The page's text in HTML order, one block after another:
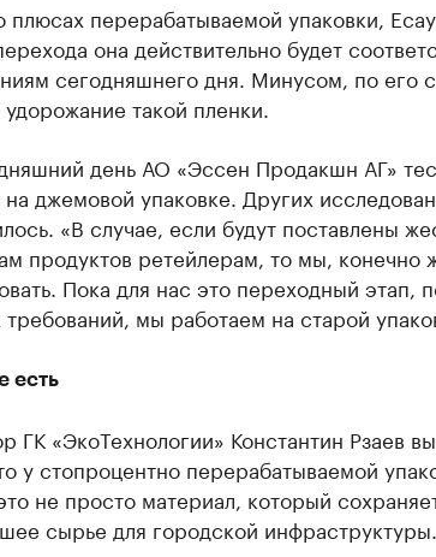
плюсах перерабатываемой упаковки,
она действительно будет
сегодняшнего дня. Минусом, по его
такой пленки.
день АО «Эссен Продакшн АГ»
на джемовой упаковке. Других
«В случае, если будут поставлены
продуктов ретейлерам, то мы, конечно
Пока для нас это переходный этап,
требований, мы работаем на старой
есть
ГК «ЭкоТехнологии» Константин Рзаев
у стопроцентно перерабатываемой
не просто материал, который
сырье для городской инфраструктуры.